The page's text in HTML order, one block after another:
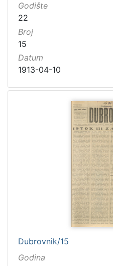
Godište
22
Broj
15
Datum
1913-04-10
Dubrovnik/15
Godina